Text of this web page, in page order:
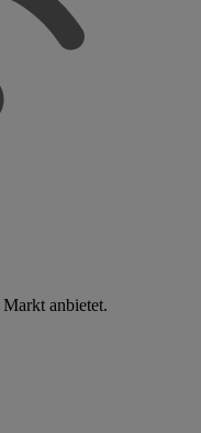
anbietet.